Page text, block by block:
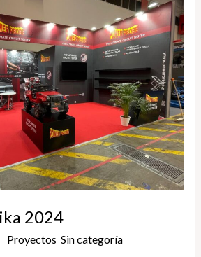
2024
Proyectos Sin categoría/